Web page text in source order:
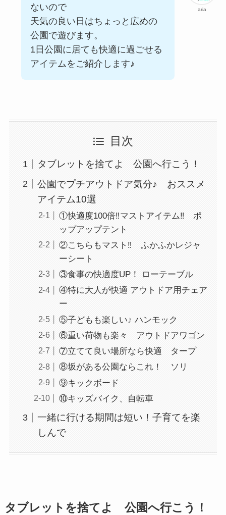
aria
ないので
天気の良い日はちょっと広めの
公園で遊びます。
1日公園に居ても快適に過ごせる
アイテムをご紹介します♪
目次
タブレットを捨てよ 公園へ行こう！
公園でプチアウトドア気分♪ おススメ
アイテム10選
①快適度100倍‼マストアイテム‼ ポ
ップアップテント
②こちらもマスト‼ ふかふかレジャ
ーシート
③食事の快適度UP！ ローテーブル
④特に大人が快適 アウトドア用チェア
ー
⑤子どもも楽しい♪ ハンモック
⑥重い荷物も楽々 アウトドアワゴン
⑦立てて良い場所なら快適 タープ
⑧坂がある公園ならこれ！ ソリ
⑨キックボード
⑩キッズバイク、自転車
一緒に行ける期間は短い！子育てを楽
しんで
タブレットを捨てよ 公園へ行こう！